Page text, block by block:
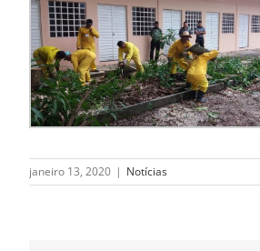
janeiro 13, 2020 | Notícias